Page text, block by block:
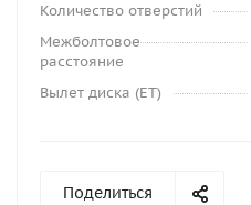
Количество отверстий
Межболтовое
расстояние
Вылет диска (ET)
Поделиться